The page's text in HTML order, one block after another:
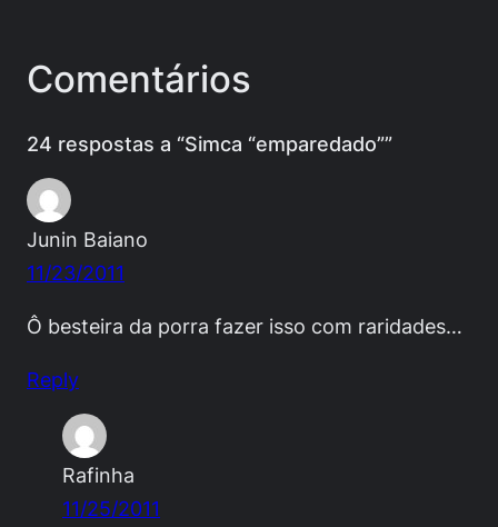
Comentários
24 respostas a “Simca “emparedado””
Junin Baiano
11/23/2011
Ô besteira da porra fazer isso com raridades…
Reply
Rafinha
11/25/2011